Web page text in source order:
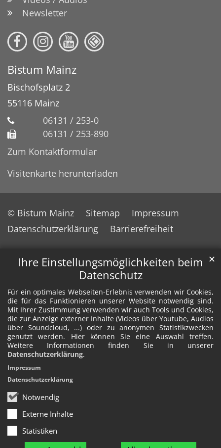
Ihre Einstellungsmöglichkeiten beim
Datenschutz
Für ein optimales Webseiten-Erlebnis verwenden wir Cookies,
die für das Funktionieren unserer Website notwendig sind.
Mit Ihrer Zustimmung verwenden wir auch Tools und Cookies,
die zur Anzeige externer Inhalte (Videos über Youtube, Audios
über Soundcloud, ...) oder zu anonymen Statistikzwecken
genutzt werden. Hier können Sie eine Auswahl treffen.
Weitere Informationen finden Sie in unserer
Datenschutzerklärung.
Notwendig
Externe Inhalte
Statistiken
✕
Impressum
Datenschutzerklärung
Newsletter
Bistum Mainz
Bischofsplatz 2
55116 Mainz
06131 / 253-0
06131 / 253-890
Zum Kontaktformular
Visitenkarte herunterladen
© Bistum Mainz Sitemap
Impressum
Datenschutzerklärung
Barrierefreiheit